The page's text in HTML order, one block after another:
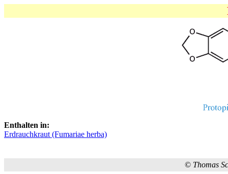
Enthalten in:
Erdrauchkraut (Fumariae herba)
© Thomas